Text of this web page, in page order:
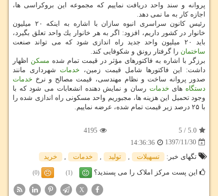
پروانه و سند واحد دریافت نماییم كه مجموعه این بروكراسی ها،
اجازه كار به ما نمی دهد.
رئیس كانون سراسری انبوه سازان با اشاره به اینكه ۲۰ میلیون
خانوار در كشور داریم، افزود: اگر به هر خانوار یك واحد تعلق بگیرد،
باید ۲۰ میلیون واحد جدید راه اندازی شود كه می تواند صنعت
ساختمان را گرفتار رونق و شكوفایی كند.
برزگر با اشاره به فاكتورهای مؤثر در قیمت تمام شده مسكن اظهار
داشت: این فاكتورها شامل قیمت زمین، خدمات شهرداری مانند
صدور پروانه ساخت و نظام مهندسی، قیمت مصالح و نرخ خدمات
دستگاه های خدمات رسان و نمایش دهنده انشعابات می شود كه با
وجود تحمیل این هزینه ها، مجبوریم واحد مسكونی راه اندازی شده را
با ۲۵ درصد زیر قیمت تمام شده، عرضه نماییم.
5.0
/
5
4195
1397/11/30
14:36:36
تگهای خبر:
تسهیلات تولید خدمات خرید
این پست مرکز املاک را می پسندید؟ (1)
(0)
X